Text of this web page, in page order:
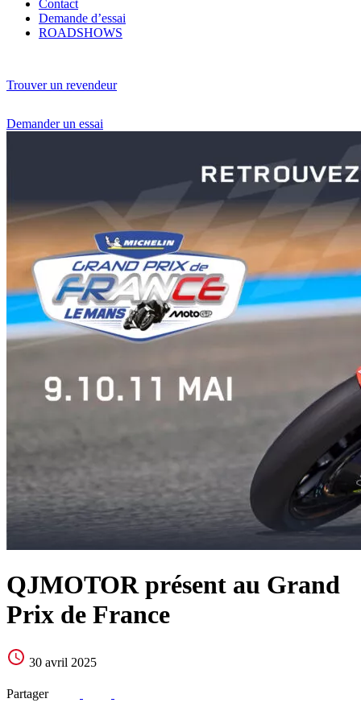
Contact
Demande d’essai
ROADSHOWS
Trouver un revendeur
Demander un essai
QJMOTOR présent au Grand
Prix de France
30 avril 2025
Partager